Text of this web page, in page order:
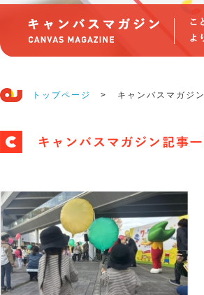
トップページ > キャンバスマガジン